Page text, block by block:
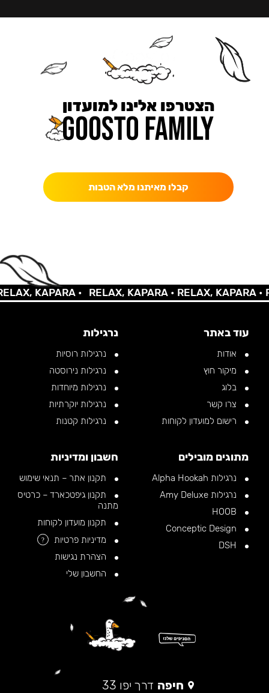
הצטרפו אלינו למועדון
קבלו מאיתנו מלא הטבות
KAPARA • RELAX, KAPARA •RELAX, KAPARA •
עוד באתר
אודות
מיקור חוץ
בלוג
צרו קשר
רישום למועדון לקוחות
נרגילות
נרגילות רוסיות
נרגילות נירוסטה
נרגילות מיוחדות
נרגילות יוקרתיות
נרגילות קטנות
מתוגים מובילים
נרגילות Alpha Hookah
נרגילות Amy Deluxe
חשבון ומדיניות
תקנון אתר – תנאי שימוש
תקנון גיפטכארד – כרטיס
מתנה
תקנון מועדון לקוחות
מדיניות פרטיות
?
הצהרת נגישות
החשבון שלי
חיפה דרך יפו 33